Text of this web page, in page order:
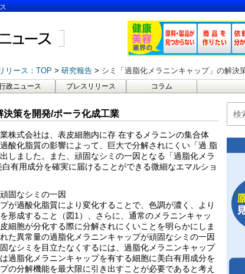
リリース：TOP 研究報告 シミ「過脂化メラニンキャップ」の解決
政ニュース プレスリリース コラム
策を開発/ポーラ化成工業
株式会社は、表皮細胞内に存 在するメラニンの集合体
酸化脂質の影響によって、巨大で分解されにくい「過 脂
しました。また、頑固なシミの一因となる「過脂化メラ
有用成分を確実に届けることができる微細なエマルショ
固なシミの一因
が過酸化脂質により変化することで、色調が濃く、より
形成すること（図1）、さらに、通常のメラニンキャッ
細胞が分化する際に分解されにくいことを明らかにしま
た異常量の過脂化メラニンキャップが頑固なシミの一因
なシミを目立たなくするには、過脂化メラニンキャップ
過脂化メラニンキャップを有する細胞に美白有用成分を
の分解機能を最大限に引き出すことが必要であると考え